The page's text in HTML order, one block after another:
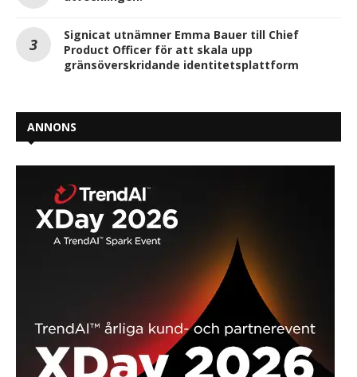
Signicat utnämner Emma Bauer till Chief
Product Officer för att skala upp
gränsöverskridande identitetsplattform
ANNONS